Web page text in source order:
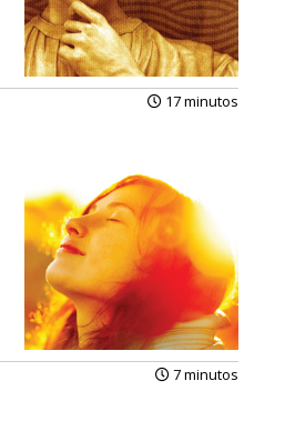
17 minutos
7 minutos